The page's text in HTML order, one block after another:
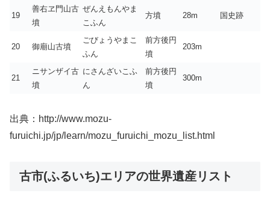
19
善右ヱ門山古
墳
ぜんえもんやま
こふん
方墳 28m 国史跡
20 御廟山古墳
ごびょうやまこ
ふん
前方後円
墳
203m
21
ニサンザイ古
墳
にさんざいこふ
ん
前方後円
墳
300m
出典：http://www.mozu-
furuichi.jp/jp/learn/mozu_furuichi_mozu_list.html
古市(ふるいち)エリアの世界遺産リスト